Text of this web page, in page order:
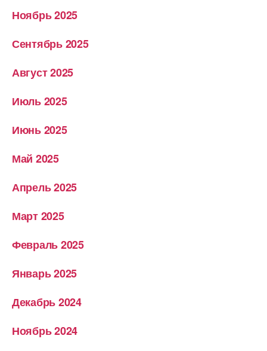
Ноябрь 2025
Сентябрь 2025
Август 2025
Июль 2025
Июнь 2025
Май 2025
Апрель 2025
Март 2025
Февраль 2025
Январь 2025
Декабрь 2024
Ноябрь 2024